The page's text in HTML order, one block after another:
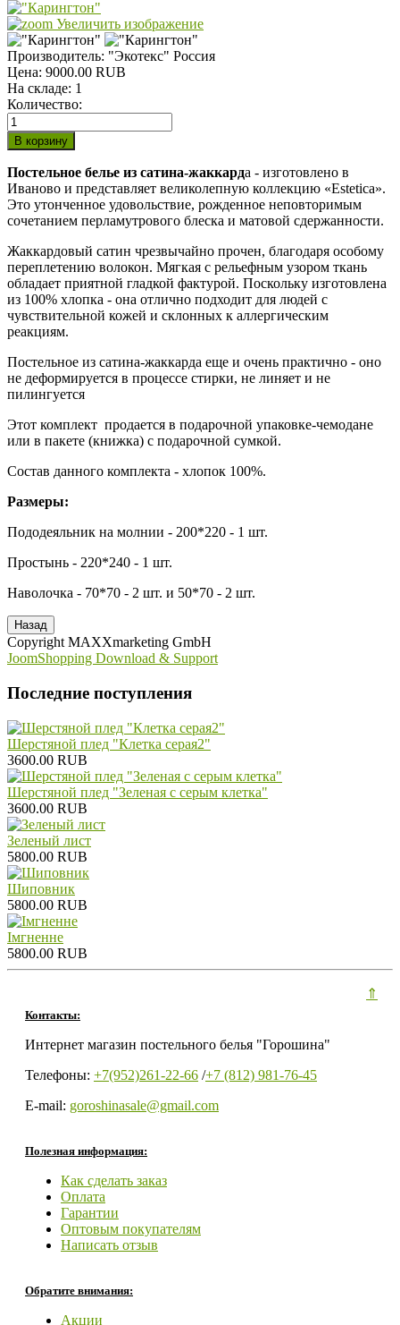
Увеличить изображение
Производитель: "Экотекс" Россия
Цена: 9000.00 RUB
На складе: 1
Количество:
Постельное белье из сатина-жаккарда - изготовлено в
Иваново и представляет великолепную коллекцию «Estetica».
Это утонченное удовольствие, рожденное неповторимым
сочетанием перламутрового блеска и матовой сдержанности.
Жаккардовый сатин чрезвычайно прочен, благодаря особому
переплетению волокон. Мягкая с рельефным узором ткань
обладает приятной гладкой фактурой. Поскольку изготовлена
из 100% хлопка - она отлично подходит для людей с
чувствительной кожей и склонных к аллергическим
реакциям.
Постельное из сатина-жаккарда еще и очень практично - оно
не деформируется в процессе стирки, не линяет и не
пилингуется
Этот комплект продается в подарочной упаковке-чемодане
или в пакете (книжка) с подарочной сумкой.
Состав данного комплекта - хлопок 100%.
Размеры:
Пододеяльник на молнии - 200*220 - 1 шт.
Простынь - 220*240 - 1 шт.
Наволочка - 70*70 - 2 шт. и 50*70 - 2 шт.
Copyright MAXXmarketing GmbH
JoomShopping Download & Support
Последние поступления
Шерстяной плед "Клетка серая2"
3600.00 RUB
Шерстяной плед "Зеленая с серым клетка"
3600.00 RUB
Зеленый лист
5800.00 RUB
Шиповник
5800.00 RUB
Iмгненне
5800.00 RUB
Контакты:
Интернет магазин постельного белья "Горошина"
Телефоны: +7(952)261-22-66 /+7 (812) 981-76-45
E-mail: goroshinasale@gmail.com
Полезная информация:
Как сделать заказ
Оплата
Гарантии
Оптовым покупателям
Написать отзыв
Обратите внимания:
Акции
⇑